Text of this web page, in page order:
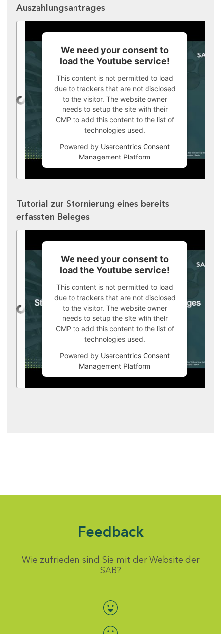
Auszahlungsantrages
We need your consent to
load the Youtube service!
This content is not permitted to load
due to trackers that are not disclosed
to the visitor. The website owner
needs to setup the site with their
CMP to add this content to the list of
technologies used.
Powered by Usercentrics Consent
Management Platform
Tutorial zur Stornierung eines bereits
erfassten Beleges
We need your consent to
load the Youtube service!
This content is not permitted to load
due to trackers that are not disclosed
to the visitor. The website owner
needs to setup the site with their
CMP to add this content to the list of
technologies used.
Powered by Usercentrics Consent
Management Platform
Feedback
Wie zufrieden sind Sie mit der Website der
SAB?
Bewertung auswählen